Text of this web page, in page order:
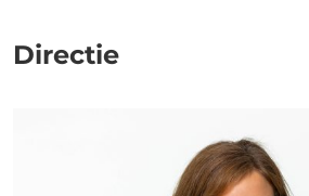
Directie